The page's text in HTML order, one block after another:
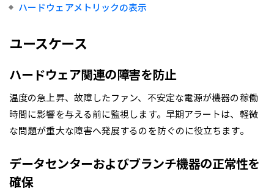
ハードウェアメトリックの表示
ユースケース
ハードウェア関連の障害を防止
温度の急上昇、故障したファン、不安定な電源が機器の稼働
時間に影響を与える前に監視します。早期アラートは、軽微
な問題が重大な障害へ発展するのを防ぐのに役立ちます。
データセンターおよびブランチ機器の正常性を
確保